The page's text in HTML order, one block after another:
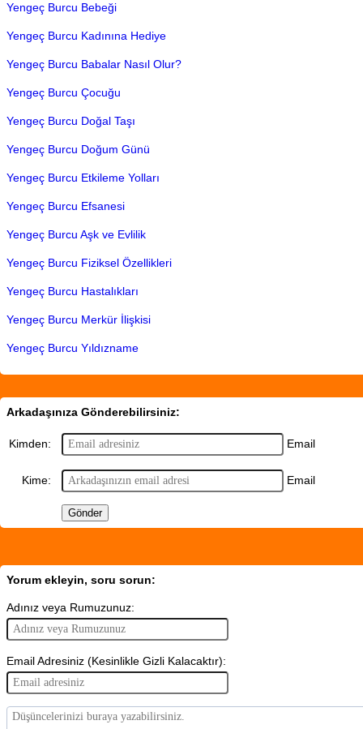
Yengeç Burcu Bebeği
Yengeç Burcu Kadınına Hediye
Yengeç Burcu Babalar Nasıl Olur?
Yengeç Burcu Çocuğu
Yengeç Burcu Doğal Taşı
Yengeç Burcu Doğum Günü
Yengeç Burcu Etkileme Yolları
Yengeç Burcu Efsanesi
Yengeç Burcu Aşk ve Evlilik
Yengeç Burcu Fiziksel Özellikleri
Yengeç Burcu Hastalıkları
Yengeç Burcu Merkür İlişkisi
Yengeç Burcu Yıldızname
Arkadaşınıza Gönderebilirsiniz:
Kimden: Email
Kime: Email
Yorum ekleyin, soru sorun:
Adınız veya Rumuzunuz:
Email Adresiniz (Kesinlikle Gizli Kalacaktır):